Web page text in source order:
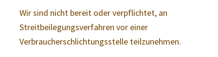
Wir sind nicht bereit oder verpflichtet, an
Streitbeilegungsverfahren vor einer
Verbraucherschlichtungsstelle teilzunehmen.